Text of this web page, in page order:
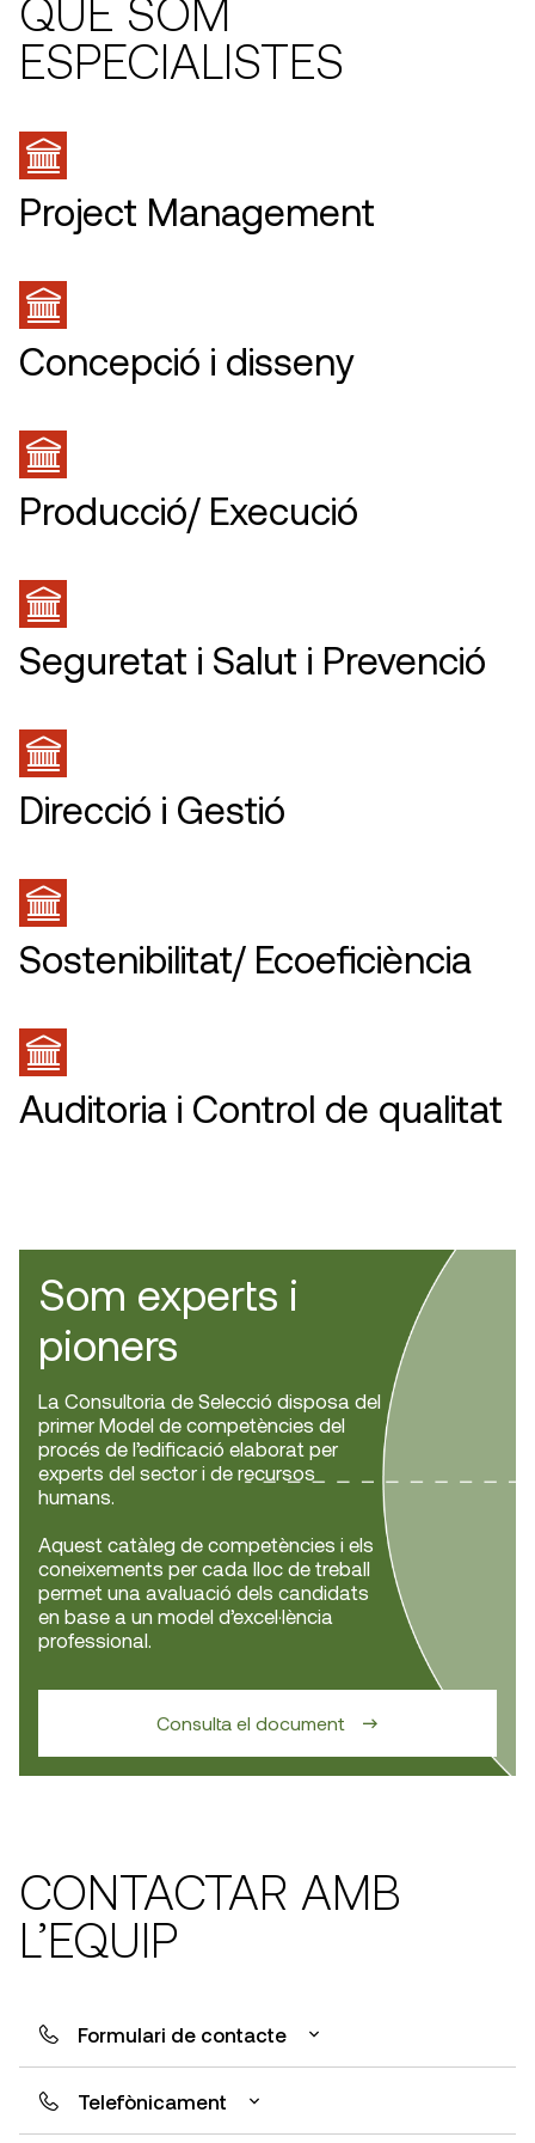
QUE SOM
ESPECIALISTES
Project Management
Concepció i disseny
Producció/ Execució
Seguretat i Salut i Prevenció
Direcció i Gestió
Sostenibilitat/ Ecoeficiència
Auditoria i Control de qualitat
Som experts i
pioners
La Consultoria de Selecció disposa del
primer Model de competències del
procés de l’edificació elaborat per
experts del sector i de recursos
humans.
Aquest catàleg de competències i els
coneixements per cada lloc de treball
permet una avaluació dels candidats
en base a un model d’excel·lència
professional.
Consulta el document
CONTACTAR AMB
L’EQUIP
Formulari de contacte
Telefònicament